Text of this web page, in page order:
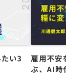
い3
雇用不
ぶ、AI時